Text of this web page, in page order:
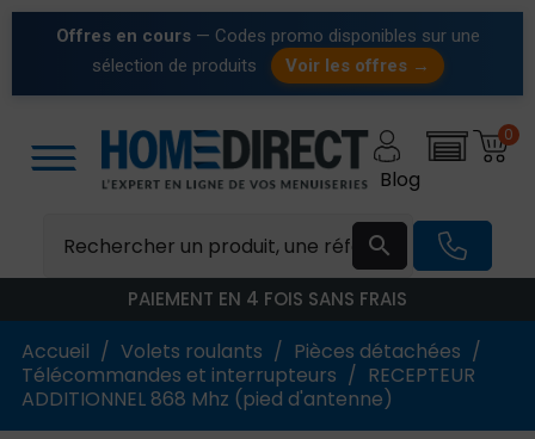
Offres en cours — Codes promo disponibles sur une
sélection de produits
Voir les offres →

0
Blog
PAIEMENT EN 4 FOIS SANS FRAIS
Accueil Volets roulants
Pièces détachées
Télécommandes et interrupteurs
RECEPTEUR
ADDITIONNEL 868 Mhz (pied d'antenne)